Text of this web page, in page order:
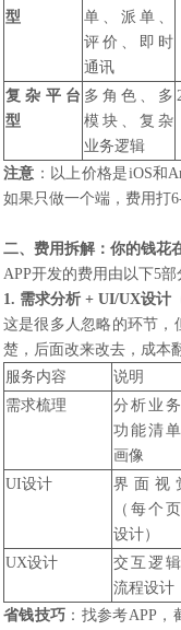
型
单、派单、
评价、即时
通讯
复杂平台
型
多角色、多
模块、复杂
业务逻辑
注意 ：以上价格是iOS和
如果只做一个端，费用打6-
二、费用拆解：你的钱花
APP开发的费用由以下5部
1. 需求分析 + UI/UX设计
这是很多人忽略的环节，
楚，后面改来改去，成本
服务内容
说明
需求梳理
分析业务
功能清
画像
UI设计
界面视
（每个
设计）
UX设计
交互逻
流程设计
省钱技巧 ：找参考APP